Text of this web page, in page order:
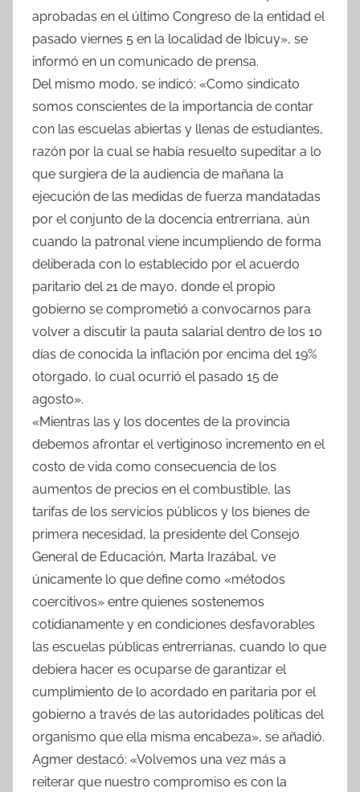
aprobadas en el último Congreso de la entidad el
pasado viernes 5 en la localidad de Ibicuy», se
informó en un comunicado de prensa.
Del mismo modo, se indicó: «Como sindicato
somos conscientes de la importancia de contar
con las escuelas abiertas y llenas de estudiantes,
razón por la cual se había resuelto supeditar a lo
que surgiera de la audiencia de mañana la
ejecución de las medidas de fuerza mandatadas
por el conjunto de la docencia entrerriana, aún
cuando la patronal viene incumpliendo de forma
deliberada con lo establecido por el acuerdo
paritario del 21 de mayo, donde el propio
gobierno se comprometió a convocarnos para
volver a discutir la pauta salarial dentro de los 10
días de conocida la inflación por encima del 19%
otorgado, lo cual ocurrió el pasado 15 de
agosto».
«Mientras las y los docentes de la provincia
debemos afrontar el vertiginoso incremento en el
costo de vida como consecuencia de los
aumentos de precios en el combustible, las
tarifas de los servicios públicos y los bienes de
primera necesidad, la presidente del Consejo
General de Educación, Marta Irazábal, ve
únicamente lo que define como «métodos
coercitivos» entre quienes sostenemos
cotidianamente y en condiciones desfavorables
las escuelas públicas entrerrianas, cuando lo que
debiera hacer es ocuparse de garantizar el
cumplimiento de lo acordado en paritaria por el
gobierno a través de las autoridades políticas del
organismo que ella misma encabeza», se añadió.
Agmer destacó: «Volvemos una vez más a
reiterar que nuestro compromiso es con la